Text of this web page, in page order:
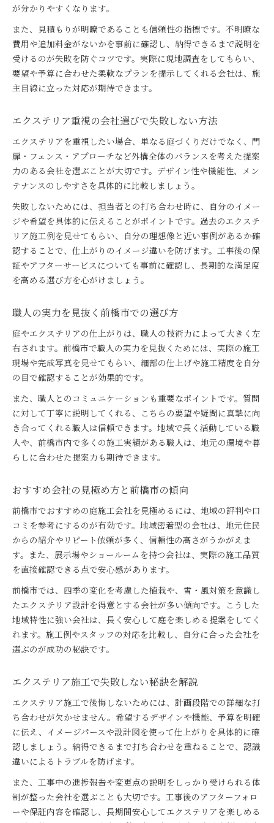
が分かりやすくなります。
また、見積もりが明瞭であることも信頼性の指標です。不明瞭な
費用や追加料金がないかを事前に確認し、納得できるまで説明を
受けるのが失敗を防ぐコツです。実際に現地調査をしてもらい、
要望や予算に合わせた柔軟なプランを提示してくれる会社は、施
主目線に立った対応が期待できます。
エクステリア重視の会社選びで失敗しない方法
エクステリアを重視したい場合、単なる庭づくりだけでなく、門
扉・フェンス・アプローチなど外構全体のバランスを考えた提案
力のある会社を選ぶことが大切です。デザイン性や機能性、メン
テナンスのしやすさを具体的に比較しましょう。
失敗しないためには、担当者との打ち合わせ時に、自分のイメー
ジや希望を具体的に伝えることがポイントです。過去のエクステ
リア施工例を見せてもらい、自分の理想像と近い事例があるか確
認することで、仕上がりのイメージ違いを防げます。工事後の保
証やアフターサービスについても事前に確認し、長期的な満足度
を高める選び方を心がけましょう。
職人の実力を見抜く前橋市での選び方
庭やエクステリアの仕上がりは、職人の技術力によって大きく左
右されます。前橋市で職人の実力を見抜くためには、実際の施工
現場や完成写真を見せてもらい、細部の仕上げや施工精度を自分
の目で確認することが効果的です。
また、職人とのコミュニケーションも重要なポイントです。質問
に対して丁寧に説明してくれる、こちらの要望や疑問に真摯に向
き合ってくれる職人は信頼できます。地域で長く活動している職
人や、前橋市内で多くの施工実績がある職人は、地元の環境や暮
らしに合わせた提案力も期待できます。
おすすめ会社の見極め方と前橋市の傾向
前橋市でおすすめの庭施工会社を見極めるには、地域の評判や口
コミを参考にするのが有効です。地域密着型の会社は、地元住民
からの紹介やリピート依頼が多く、信頼性の高さがうかがえま
す。また、展示場やショールームを持つ会社は、実際の施工品質
を直接確認できる点で安心感があります。
前橋市では、四季の変化を考慮した植栽や、雪・風対策を意識し
たエクステリア設計を得意とする会社が多い傾向です。こうした
地域特性に強い会社は、長く安心して庭を楽しめる提案をしてく
れます。施工例やスタッフの対応を比較し、自分に合った会社を
選ぶのが成功の秘訣です。
エクステリア施工で失敗しない秘訣を解説
エクステリア施工で後悔しないためには、計画段階での詳細な打
ち合わせが欠かせません。希望するデザインや機能、予算を明確
に伝え、イメージパースや設計図を使って仕上がりを具体的に確
認しましょう。納得できるまで打ち合わせを重ねることで、認識
違いによるトラブルを防げます。
また、工事中の進捗報告や変更点の説明をしっかり受けられる体
制が整った会社を選ぶことも大切です。工事後のアフターフォロ
ーや保証内容を確認し、長期間安心してエクステリアを楽しめる